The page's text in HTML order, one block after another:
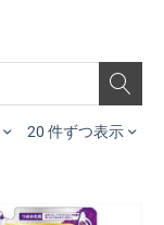
20 件ずつ表示